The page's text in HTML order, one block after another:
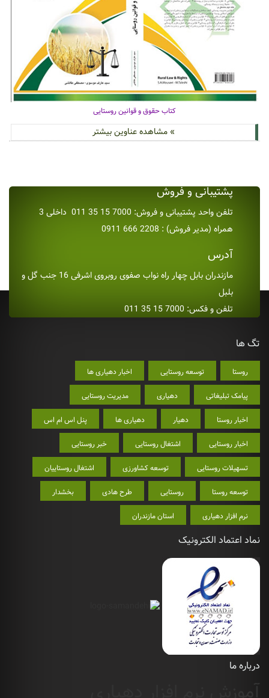
کتاب حقوق و قوانین روستایی
» مشاهده عناوین بیشتر
پشتیبانی و فروش
تلفن واحد پشتیبانی و فروش: 7000 15 35 011 داخلی 3
همراه (مدیر فروش) : 2208 666 0911
آدرس
مازندران بابل چهار راه نواب صفوی روبروی اشرفی 16 جنب گل و
بلبل
تلفن و فکس: 7000 15 35 011
تگ ها
روستا توسعه روستایی اخبار دهیاری ها
پیامک تبلیغاتی دهیاری مدیریت روستایی
اخبار روستا دهیار دهیاری ها پنل اس ام اس
اخبار روستایی اشتغال روستایی خبر روستایی
تسهیلات روستایی توسعه کشاورزی اشتغال روستاییان
توسعه روستا روستایی طرح هادی بخشدار
نرم افزار دهیاری استان مازندران
نماد اعتماد الکترونیک
درباره ما